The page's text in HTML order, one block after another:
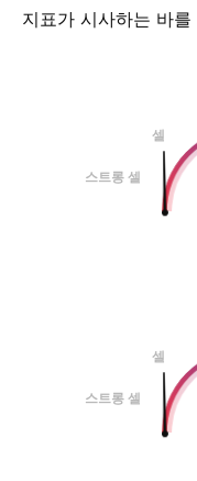
지표가 시사하는 바를
셀
스트롱 셀
셀
스트롱 셀